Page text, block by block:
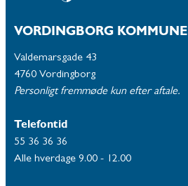
VORDINGBORG KOMMUNE
Valdemarsgade 43
4760 Vordingborg
Personligt fremmøde kun efter aftale.
Telefontid
55 36 36 36
Alle hverdage 9.00 - 12.00